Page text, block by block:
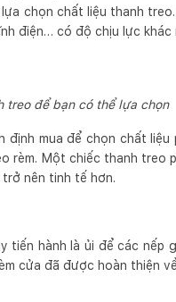
chọn chất liệu thanh
điện… có độ chịu lực khác
treo để bạn có thể lựa chọn
mua để chọn chất
rèm. Một chiếc thanh treo
trở nên tinh tế hơn.
tiến hành là ủi để các nếp
cửa đã được hoàn thiện